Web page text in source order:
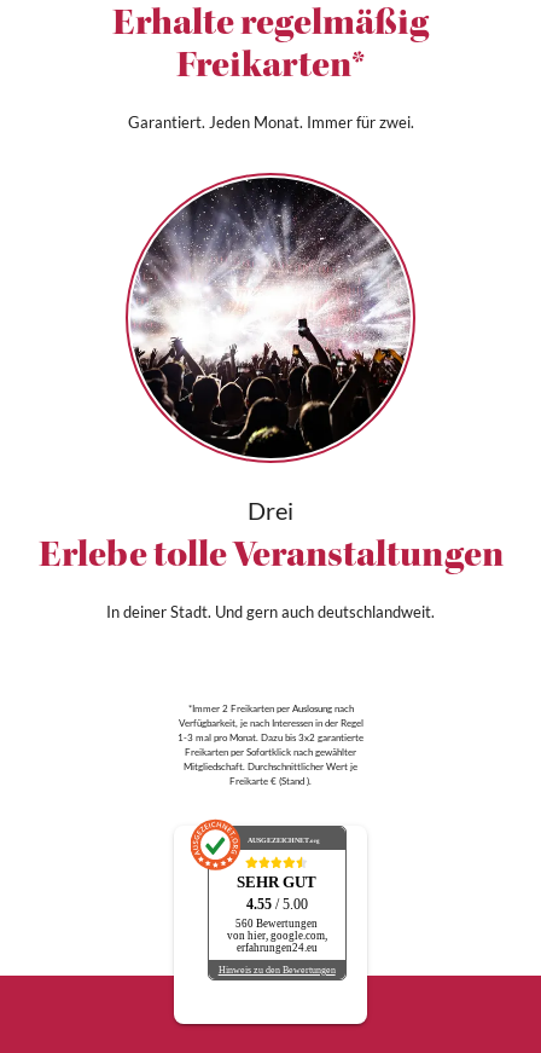
Erhalte regelmäßig
Freikarten*
Garantiert. Jeden Monat. Immer für zwei.
Drei
Erlebe tolle Veranstaltungen
In deiner Stadt. Und gern auch deutschlandweit.
*Immer 2 Freikarten per Auslosung nach
Verfügbarkeit, je nach Interessen in der Regel
1-3 mal pro Monat. Dazu bis 3x2 garantierte
Freikarten per Sofortklick nach gewählter
Mitgliedschaft. Durchschnittlicher Wert je
Freikarte € (Stand ).
AUSGEZEICHNET.org
SEHR GUT
4.55 / 5.00
560 Bewertungen
von hier, google.com,
erfahrungen24.eu
Hinweis zu den Bewertungen